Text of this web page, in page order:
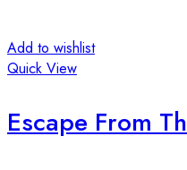
Add to wishlist
Quick View